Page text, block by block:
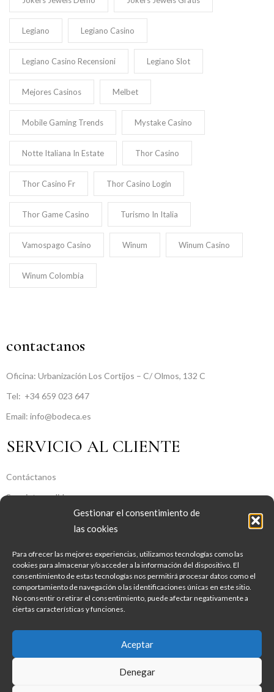
Gestionar el consentimiento de
las cookies
Para ofrecer las mejores experiencias, utilizamos tecnologías como las
cookies para almacenar y/o acceder a la información del dispositivo. El
consentimiento de estas tecnologías nos permitirá procesar datos como el
comportamiento de navegación o las identificaciones únicas en este sitio.
No consentir o retirar el consentimiento, puede afectar negativamente a
ciertas características y funciones.
Aceptar
Denegar
Legiano Legiano Casino
Legiano Casino Recensioni Legiano Slot
Mejores Casinos Melbet
Mobile Gaming Trends Mystake Casino
Notte Italiana In Estate Thor Casino
Thor Casino Fr Thor Casino Login
Thor Game Casino Turismo In Italia
Vamospago Casino Winum Winum Casino
Winum Colombia
contactanos
Oficina: Urbanización Los Cortijos – C/ Olmos, 132 C
Tel: +34 659 023 647
Email: info@bodeca.es
SERVICIO AL CLIENTE
Contáctanos
Seguir tu pedido
SOBRE NOSOTROS
Sobre Nosotros
Aviso legal
Política de Privacidad
Copyright © 2022 Bodeca. Developed by Georgy